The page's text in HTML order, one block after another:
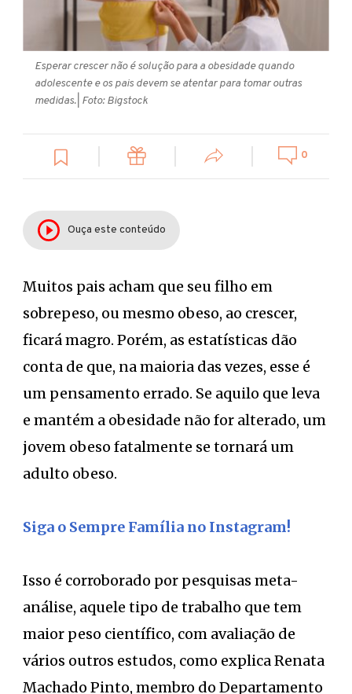
Esperar crescer não é solução para a obesidade quando
adolescente e os pais devem se atentar para tomar outras
medidas. | Foto: Bigstock
0
Ouça este conteúdo
Muitos pais acham que seu filho em
sobrepeso, ou mesmo obeso, ao crescer,
ficará magro. Porém, as estatísticas dão
conta de que, na maioria das vezes, esse é
um pensamento errado. Se aquilo que leva
e mantém a obesidade não for alterado, um
jovem obeso fatalmente se tornará um
adulto obeso.
Siga o Sempre Família no Instagram!
Isso é corroborado por pesquisas meta-
análise, aquele tipo de trabalho que tem
maior peso científico, com avaliação de
vários outros estudos, como explica Renata
Machado Pinto, membro do Departamento